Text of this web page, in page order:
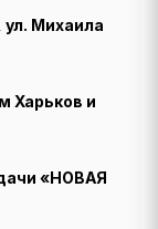
Михаила
Харьков и
«НОВАЯ